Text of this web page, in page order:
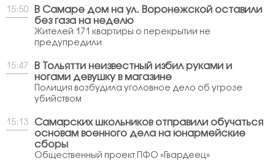
15:50
В Самаре дом на ул. Воронежской оставили
без газа на неделю
Жителей 171 квартиры о перекрытии не
предупредили
15:47
В Тольятти неизвестный избил руками и
ногами девушку в магазине
Полиция возбудила уголовное дело об угрозе
убийством
15:13
Самарских школьников отправили обучаться
основам военного дела на юнармейские
сборы
Общественный проект ПФО «Гвардеец»